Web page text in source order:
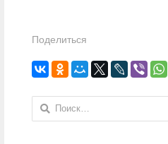
Поделиться
Найти: